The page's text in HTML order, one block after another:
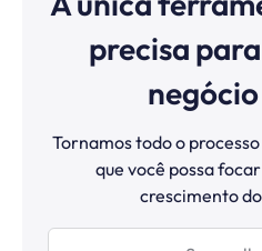
precisa
Tornamos todo o
que você possa
crescimento